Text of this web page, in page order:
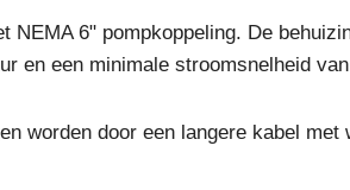
6" pompkoppeling. De
en een minimale stroomsnelheid
worden door een langere kabel